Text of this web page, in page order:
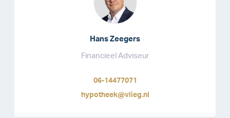
Hans Zeegers
Financieel Adviseur
06-14477071
hypotheek@vlieg.nl